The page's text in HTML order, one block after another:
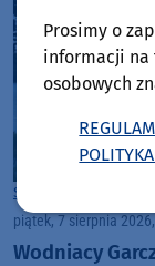
Sport
piątek, 7 sierpnia
Wodniacy
Prosimy o
informacji na
osobowych